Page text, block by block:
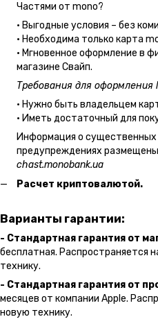
Частями от mono?
• Выгодные условия – без
• Необходима только карта
• Мгновенное оформление в
магазине Cвайп.
Требования для оформления
• Нужно быть владельцем
• Иметь достаточный для
Информация о существенных
предупреждениях
chast.monobank.ua
Расчет криптовалютой.
Варианты гарантии:
- Стандартная гарантия от
бесплатная. Распространяется
технику.
- Стандартная гарантия от
месяцев от компании Apple.
новую технику.